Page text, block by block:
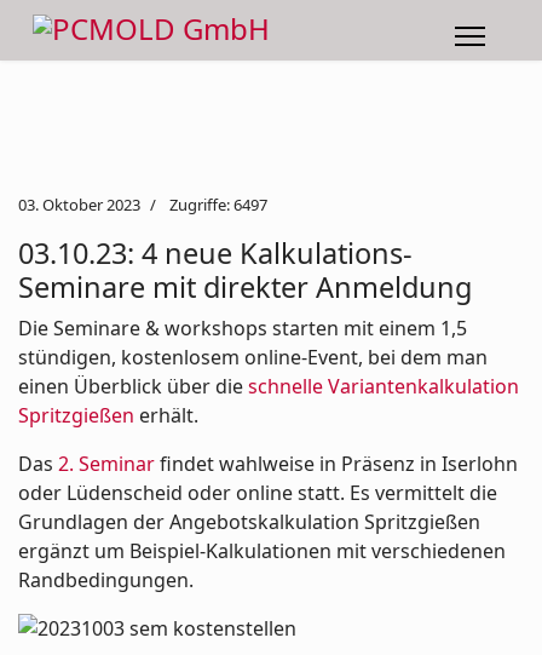
03. Oktober 2023 Zugriffe: 6497
03.10.23: 4 neue Kalkulations-
Seminare mit direkter Anmeldung
Die Seminare & workshops starten mit einem 1,5
stündigen, kostenlosem online-Event, bei dem man
einen Überblick über dieschnelle Variantenkalkulation
Spritzgießen erhält.
Das 2. Seminarfindet wahlweise in Präsenz in Iserlohn
oder Lüdenscheid oder online statt. Es vermittelt die
Grundlagen der Angebotskalkulation Spritzgießen
ergänzt um Beispiel-Kalkulationen mit verschiedenen
Randbedingungen.